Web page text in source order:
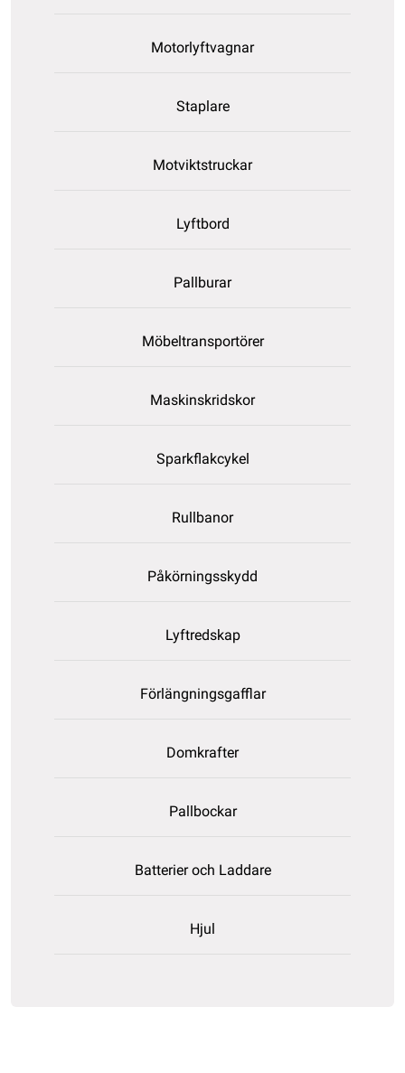
Motorlyftvagnar
Staplare
Motviktstruckar
Lyftbord
Pallburar
Möbeltransportörer
Maskinskridskor
Sparkflakcykel
Rullbanor
Påkörningsskydd
Lyftredskap
Förlängningsgafflar
Domkrafter
Pallbockar
Batterier och Laddare
Hjul